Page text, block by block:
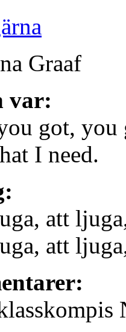
Graaf
var:
got,
I need.
att
att